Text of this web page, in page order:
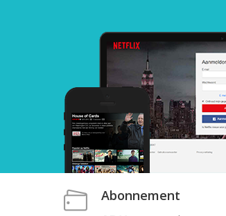
Abonnement